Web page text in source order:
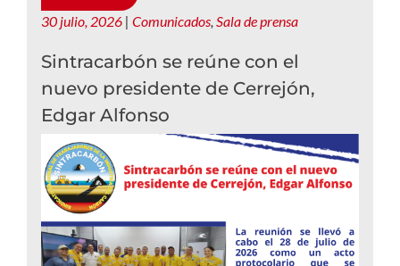
30 julio, 2026 | Comunicados Sala de prensa
Sintracarbón se reúne con el
nuevo presidente de Cerrejón,
Edgar Alfonso